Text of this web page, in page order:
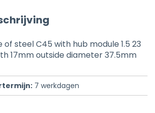
steel C45 with hub module 1.5 23
17mm outside diameter 37.5mm
7 werkdagen